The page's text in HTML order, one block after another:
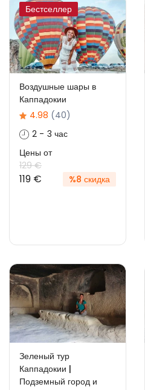
Бестселлер
Воздушные шары в
Каппадокии
4.98 (40)
2 - 3 час
Цены от
129 €
119 € %8 скидка
Зеленый тур
Каппадокии |
Подземный город и